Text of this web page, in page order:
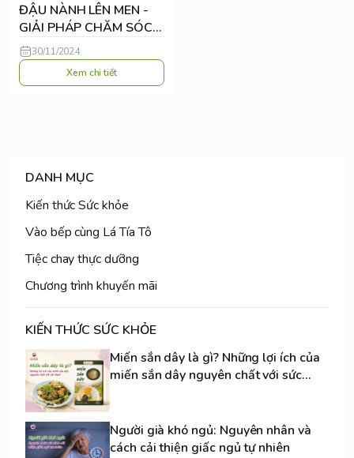
ĐẬU NÀNH LÊN MEN -
GIẢI PHÁP CHĂM SÓC
SỨC KHỎE GIAI ĐOẠN
SAU MÃN KINH
30/11/2024
Xem chi tiết
DANH MỤC
Kiến thức Sức khỏe
Vào bếp cùng Lá Tía Tô
Tiệc chay thực dưỡng
Chương trình khuyến mãi
KIẾN THỨC SỨC KHỎE
Miến sắn dây là gì? Những lợi ích của
miến sắn dây nguyên chất với sức
Người già khó ngủ: Nguyên nhân và
cách cải thiện giấc ngủ tự nhiên